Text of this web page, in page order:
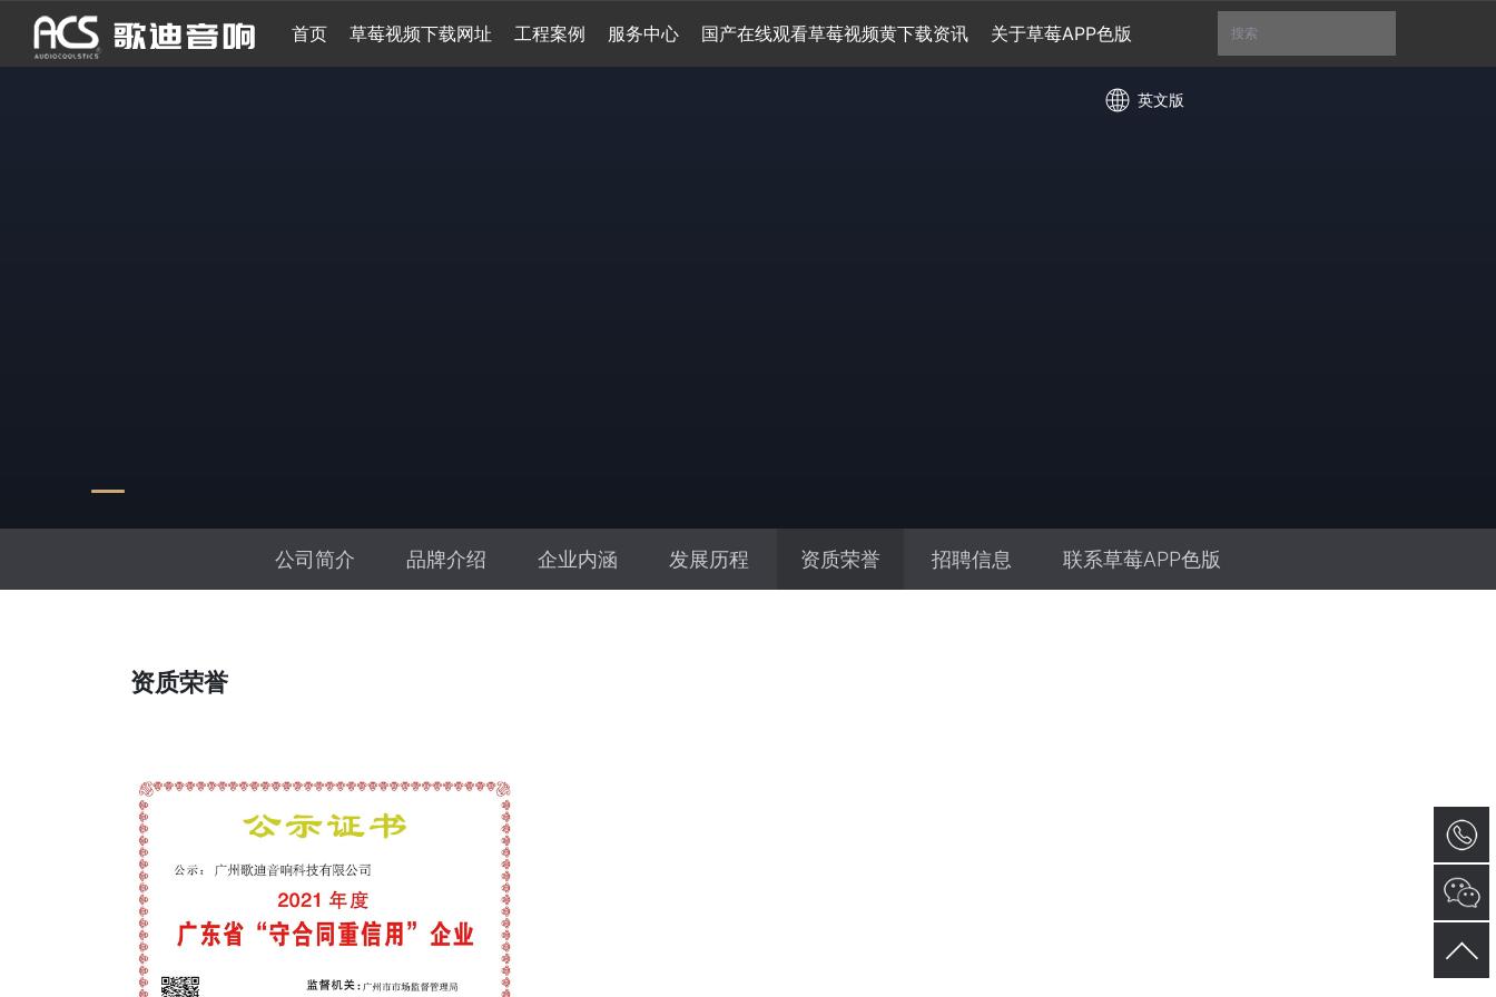
首页 草莓视频下载网址 工程案例 服务中心 国产在线观看草莓视频黄下载资讯 关于草莓APP色版
英文版
搜索
公司简介 品牌介绍 企业内涵 发展历程 资质荣誉 招聘信息 联系草莓APP色版
资质荣誉